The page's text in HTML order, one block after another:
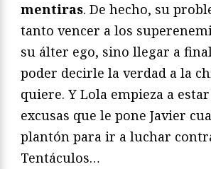
mentiras. De hecho, su
tanto vencer a los
su álter ego, sino llegar a
poder decirle la verdad a la
quiere. Y Lola empieza a
excusas que le pone Javier
plantón para ir a luchar
Tentáculos…